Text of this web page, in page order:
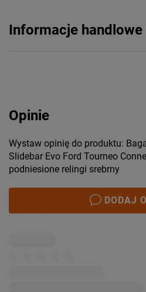
Informacje handlowe
Opinie
Wystaw opinię do produktu:
Slidebar Evo Ford Tourneo
podniesione relingi srebrny
DODAJ